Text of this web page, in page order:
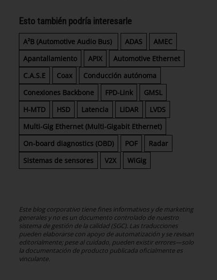
Esto también podría interesarle
A²B (Automotive Audio Bus) ADAS
AMEC
Apantallamiento
APIX
Automotive Ethernet
C.A.S.E
Coax
Conducción autónoma
Conexiones Backbone
FPD-Link
GMSL
H-MTD
HSD Latencia LiDAR
LVDS
Multi-Gig Ethernet (Multi-Gigabit Ethernet)
On-board diagnostics (OBD)
POF
Radar
Sistemas de sensores
V2X WiGig
Este blog corporativo tiene fines informativos y de marketing
generales y no es un documento controlado de nuestro
sistema de gestión de la calidad (SGC). Las traducciones
pueden elaborarse con apoyo de automatización y se revisan
editorialmente; pese al cuidado, pueden existir errores—solo
la documentación de producto publicada oficialmente es
vinculante.